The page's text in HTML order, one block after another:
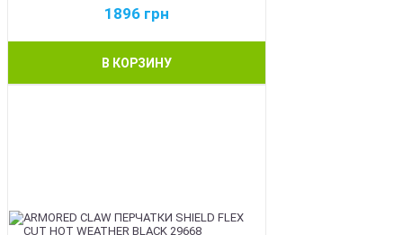
1896 грн
В КОРЗИНУ